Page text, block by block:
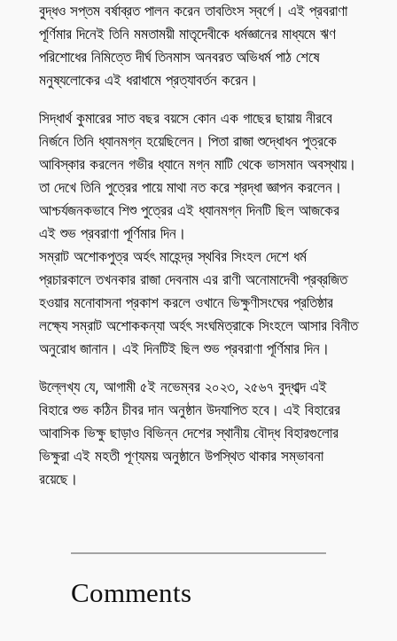
বুদ্ধও সপ্তম বর্ষাব্রত পালন করেন তাবতিংস স্বর্গে। এই প্রবরাণা
পূর্ণিমার দিনেই তিনি মমতাময়ী মাতৃদেবীকে ধর্মজ্ঞানের মাধ্যমে ঋণ
পরিশোধের নিমিত্তে দীর্ঘ তিনমাস অনবরত অভিধর্ম পাঠ শেষে
মনুষ্যলোকের এই ধরাধামে প্রত্যাবর্তন করেন।
সিদ্ধার্থ কুমারের সাত বছর বয়সে কোন এক গাছের ছায়ায় নীরবে
নির্জনে তিনি ধ্যানমগ্ন হয়েছিলেন। পিতা রাজা শুদ্ধোধন পুত্রকে
আবিস্কার করলেন গভীর ধ্যানে মগ্ন মাটি থেকে ভাসমান অবস্থায়।
তা দেখে তিনি পুত্রের পায়ে মাথা নত করে শ্রদ্ধা জ্ঞাপন করলেন।
আশ্চর্যজনকভাবে শিশু পুত্রের এই ধ্যানমগ্ন দিনটি ছিল আজকের
এই শুভ প্রবরাণা পূর্ণিমার দিন।
সম্রাট অশোকপুত্র অর্হৎ মাহেন্দ্র স্থবির সিংহল দেশে ধর্ম
প্রচারকালে তখনকার রাজা দেবনাম এর রাণী অনোমাদেবী প্রব্রজিত
হওয়ার মনোবাসনা প্রকাশ করলে ওখানে ভিক্ষুণীসংঘের প্রতিষ্ঠার
লক্ষ্যে সম্রাট অশোককন্যা অর্হৎ সংঘমিত্রাকে সিংহলে আসার বিনীত
অনুরোধ জানান। এই দিনটিই ছিল শুভ প্রবরাণা পূর্ণিমার দিন।
উল্লেখ্য যে, আগামী ৫ই নভেম্বর ২০২৩, ২৫৬৭ বুদ্ধাব্দ এই
বিহারে শুভ কঠিন চীবর দান অনুষ্ঠান উদযাপিত হবে। এই বিহারের
আবাসিক ভিক্ষু ছাড়াও বিভিন্ন দেশের স্থানীয় বৌদ্ধ বিহারগুলোর
ভিক্ষুরা এই মহতী পূণ্যময় অনুষ্ঠানে উপস্থিত থাকার সম্ভাবনা
রয়েছে।
Comments